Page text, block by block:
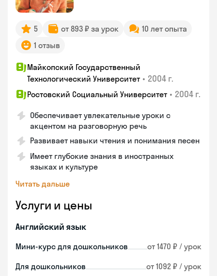
5 от 893 ₽ за урок
10 лет опыта
1 отзыв
Майкопский Государственный
Технологический Университет • 2004 г.
Ростовский Социальный Университет • 2004 г.
Обеспечивает увлекательные уроки с
акцентом на разговорную речь
Развивает навыки чтения и понимания песен
Имеет глубокие знания в иностранных
языках и культуре
Читать дальше
Услуги и цены
Английский язык
Мини-курс для дошкольников от 1470 ₽ / урок
Для дошкольников от 1092 ₽ / урок